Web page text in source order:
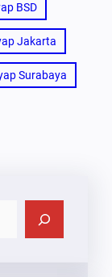
BSD
Jakarta
Surabaya